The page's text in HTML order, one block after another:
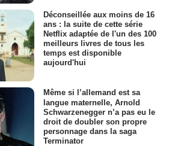
Déconseillée aux moins de 16
ans : la suite de cette série
Netflix adaptée de l'un des 100
meilleurs livres de tous les
temps est disponible
aujourd'hui
Même si l’allemand est sa
langue maternelle, Arnold
Schwarzenegger n’a pas eu le
droit de doubler son propre
personnage dans la saga
Terminator